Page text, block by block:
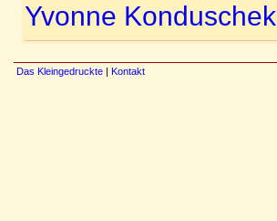
Yvonne Konduschek
Das Kleingedruckte | Kontakt